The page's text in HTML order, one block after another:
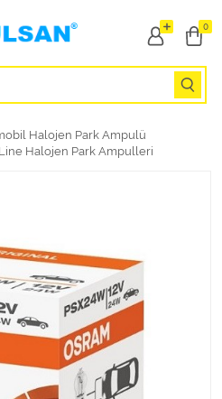
0
Halojen Park Ampulü
Halojen Park Ampulleri